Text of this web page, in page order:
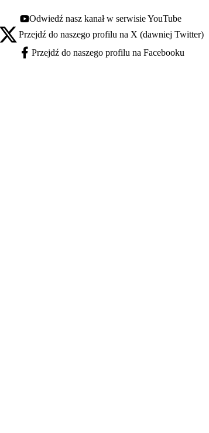
Youtube - otwiera się w nowej karcie
Odwiedź nasz kanał w serwisie YouTube
X - otwiera się w nowej karcie
Przejdź do naszego profilu na X (dawniej Twitter)
Facebook - otwiera się w nowej karcie
Przejdź do naszego profilu na Facebooku